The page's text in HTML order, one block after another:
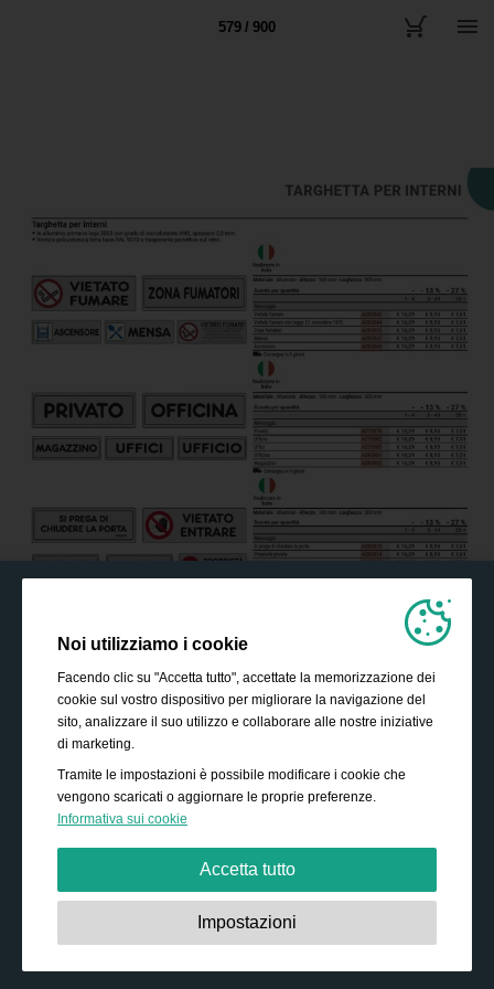
579 / 900
Noi utilizziamo i cookie
Facendo clic su "Accetta tutto", accettate la memorizzazione dei
cookie sul vostro dispositivo per migliorare la navigazione del
sito, analizzare il suo utilizzo e collaborare alle nostre iniziative
di marketing.
Tramite le impostazioni è possibile modificare i cookie che
vengono scaricati o aggiornare le proprie preferenze.
Informativa sui cookie
Accetta tutto
Strettamente necessari:
Questi cookie sono essenziali
per abilitare funzionalità di base come la navigazione,
Impostazioni